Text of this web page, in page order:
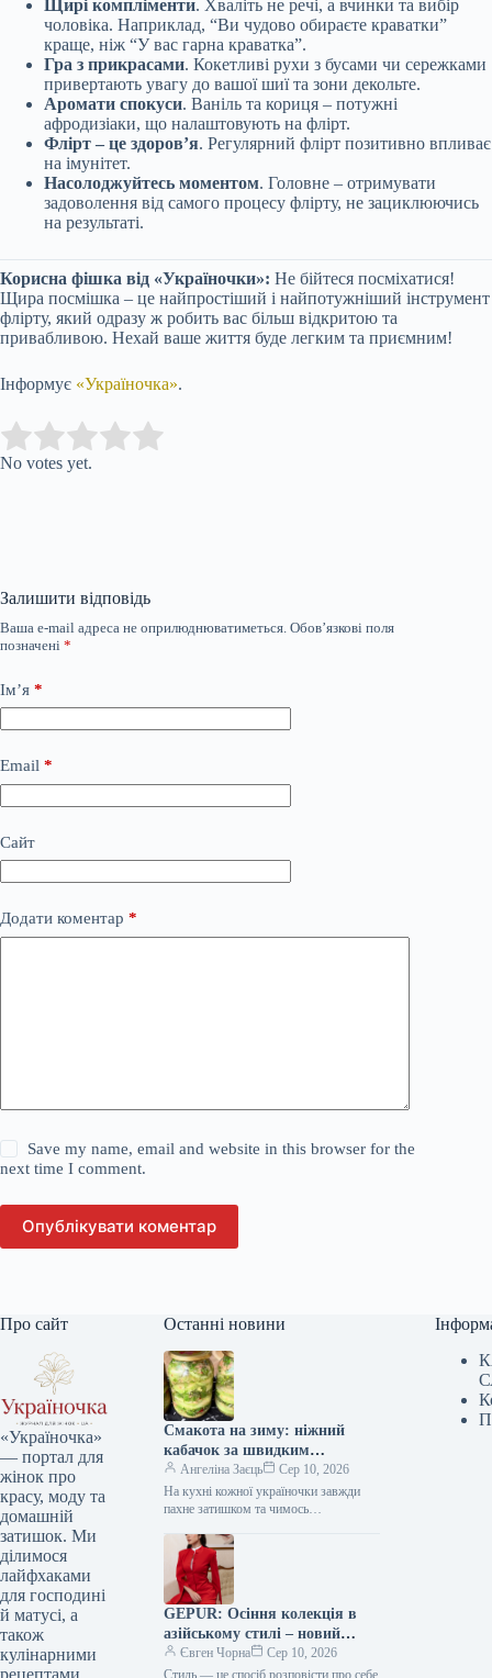
Щирі компліменти. Хваліть не речі, а вчинки та вибір
чоловіка. Наприклад, “Ви чудово обираєте краватки”
краще, ніж “У вас гарна краватка”.
Гра з прикрасами. Кокетливі рухи з бусами чи сережками
привертають увагу до вашої шиї та зони декольте.
Аромати спокуси. Ваніль та кориця – потужні
афродизіаки, що налаштовують на флірт.
Флірт – це здоров’я. Регулярний флірт позитивно впливає
на імунітет.
Насолоджуйтесь моментом. Головне – отримувати
задоволення від самого процесу флірту, не зациклюючись
на результаті.
Корисна фішка від «Україночки»: Не бійтеся посміхатися!
Щира посмішка – це найпростіший і найпотужніший інструмент
флірту, який одразу ж робить вас більш відкритою та
привабливою. Нехай ваше життя буде легким та приємним!
Інформує «Україночка».
Rate this item:
No votes yet.
Залишити відповідь
Ваша e-mail адреса не оприлюднюватиметься. Обов’язкові поля
позначені *
Ім’я *
Email *
Сайт
Додати коментар *
Save my name, email and website in this browser for the
next time I comment.
Опублікувати коментар
Про сайт
«Україночка»
— портал для
жінок про
красу, моду та
домашній
затишок. Ми
ділимося
лайфхаками
для господині
й матусі, а
також
кулінарними
Останні новини
Смакота на зиму: ніжний
кабачок за швидким
рецептом, гості будуть у
захваті!
Ангеліна Заєць
Сер 10, 2026
На кухні кожної україночки завжди
пахне затишком та чимось
знайшла для вас чудовий рецепт
пікантних кабачків на…
GEPUR: Осіння колекція в
азійському стилі – новий
тренд для вашого образу
Євген Чорна
Сер 10, 2026
Стиль — це спосіб розповісти про себе